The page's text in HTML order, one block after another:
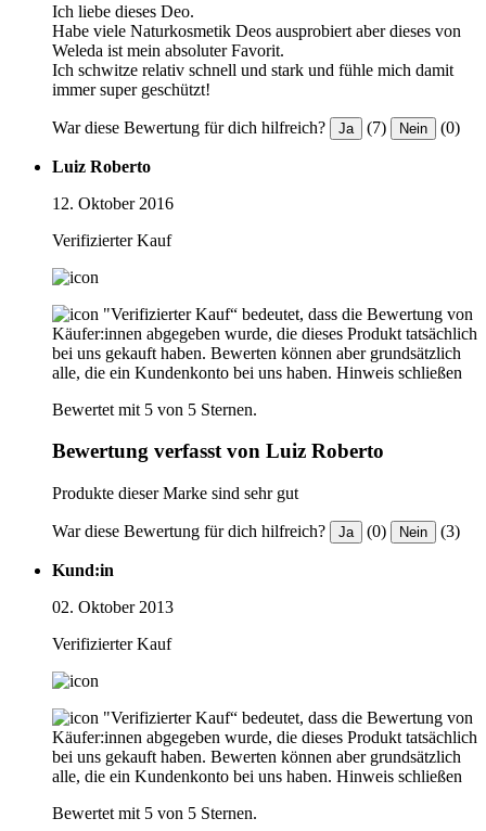
Ich liebe dieses Deo.
Habe viele Naturkosmetik Deos ausprobiert aber dieses von
Weleda ist mein absoluter Favorit.
Ich schwitze relativ schnell und stark und fühle mich damit
immer super geschützt!
War diese Bewertung für dich hilfreich? Ja (7) Nein (0)
Luiz Roberto
12. Oktober 2016
Verifizierter Kauf
"Verifizierter Kauf“ bedeutet, dass die Bewertung von
Käufer:innen abgegeben wurde, die dieses Produkt tatsächlich
bei uns gekauft haben. Bewerten können aber grundsätzlich
alle, die ein Kundenkonto bei uns haben. Hinweis schließen
Bewertet mit 5 von 5 Sternen.
Bewertung verfasst von Luiz Roberto
Produkte dieser Marke sind sehr gut
War diese Bewertung für dich hilfreich? Ja (0) Nein (3)
Kund:in
02. Oktober 2013
Verifizierter Kauf
"Verifizierter Kauf“ bedeutet, dass die Bewertung von
Käufer:innen abgegeben wurde, die dieses Produkt tatsächlich
bei uns gekauft haben. Bewerten können aber grundsätzlich
alle, die ein Kundenkonto bei uns haben. Hinweis schließen
Bewertet mit 5 von 5 Sternen.